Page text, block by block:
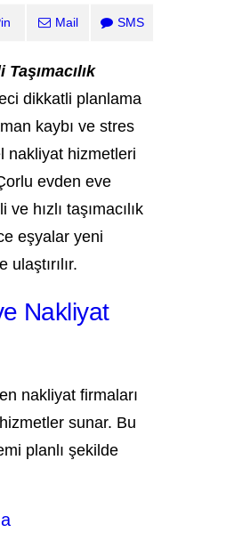
Mail SMS
dikkatli planlama
kaybı ve stres
nakliyat hizmetleri
evden eve
hızlı taşımacılık
eşyalar yeni
Nakliyat
nakliyat firmaları
sunar. Bu
planlı şekilde